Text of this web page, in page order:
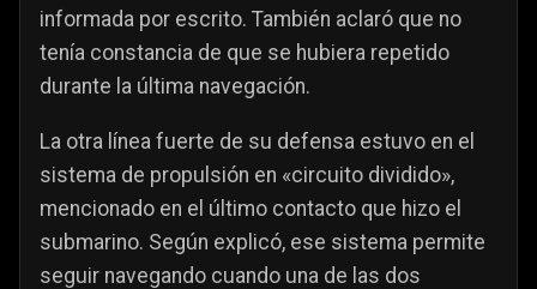
informada por escrito. También aclaró que no
tenía constancia de que se hubiera repetido
durante la última navegación.
La otra línea fuerte de su defensa estuvo en el
sistema de propulsión en «circuito dividido»,
mencionado en el último contacto que hizo el
submarino. Según explicó, ese sistema permite
seguir navegando cuando una de las dos